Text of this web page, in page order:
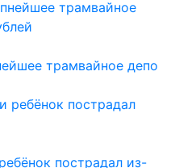
трамвайное депо
пострадал из-